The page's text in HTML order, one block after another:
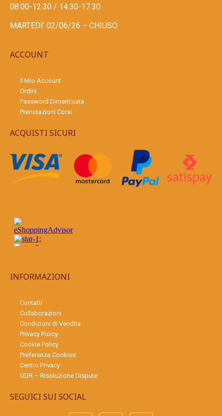
08.00-12.30 / 14.30-17.30
MARTEDI’ 02/06/26 – CHIUSO
ACCOUNT
Il Mio Account
Ordini
Password Dimenticata
Prenotazioni Corsi
ACQUISTI SICURI
INFORMAZIONI
Contatti
Collaborazioni
Condizioni di Vendita
Privacy Policy
Cookie Policy
Preferenze Cookies
Centro Privacy
ODR – Risoluzione Dispute
SEGUICI SUI SOCIAL